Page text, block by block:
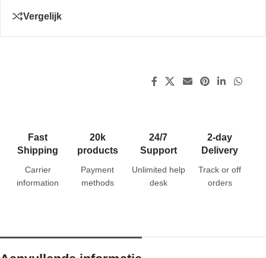
Vergelijk
Fast
Shipping
Carrier
information
20k
products
Payment
methods
24/7
Support
Unlimited help
desk
2-day
Delivery
Track or off
orders